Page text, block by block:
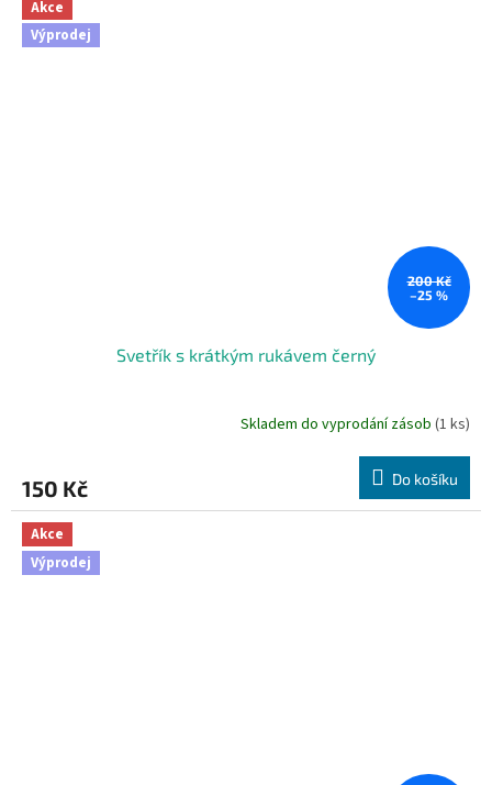
Akce
Výprodej
200 Kč
–25 %
Svetřík s krátkým rukávem černý
Skladem do vyprodání zásob (1 ks)
150 Kč Do košíku
Akce
Výprodej